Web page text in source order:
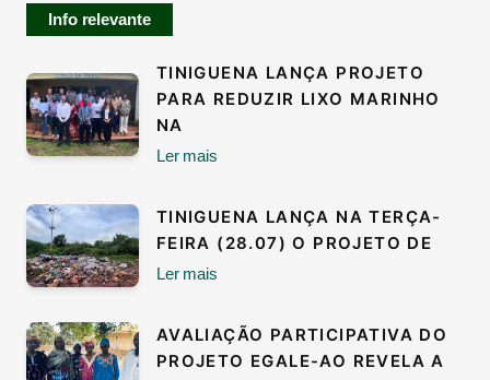
Info relevante
TINIGUENA LANÇA PROJETO
PARA REDUZIR LIXO MARINHO
NA
Ler mais
TINIGUENA LANÇA NA TERÇA-
FEIRA (28.07) O PROJETO DE
Ler mais
AVALIAÇÃO PARTICIPATIVA DO
PROJETO EGALE-AO REVELA A